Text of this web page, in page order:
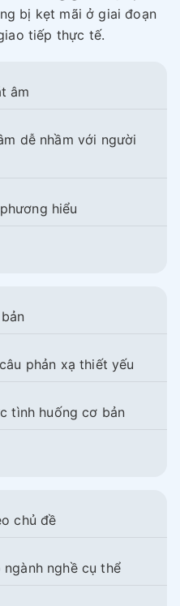
bị kẹt mãi ở giai đoạn
tiếp thực tế.
âm
dễ nhầm với người
hiểu
phản xạ thiết yếu
tình huống cơ bản
chủ đề
nghề cụ thể